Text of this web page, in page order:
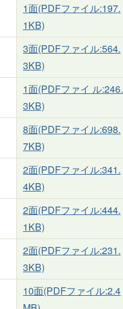
1面(PDFファイル:197.
1KB)
3面(PDFファイル:564.
3KB)
1面(PDFファイ ル:246.
3KB)
8面(PDFファイル:698.
7KB)
2面(PDFファイル:341.
4KB)
2面(PDFファイル:444.
1KB)
2面(PDFファイル:231.
3KB)
10面(PDFファイル:2.4